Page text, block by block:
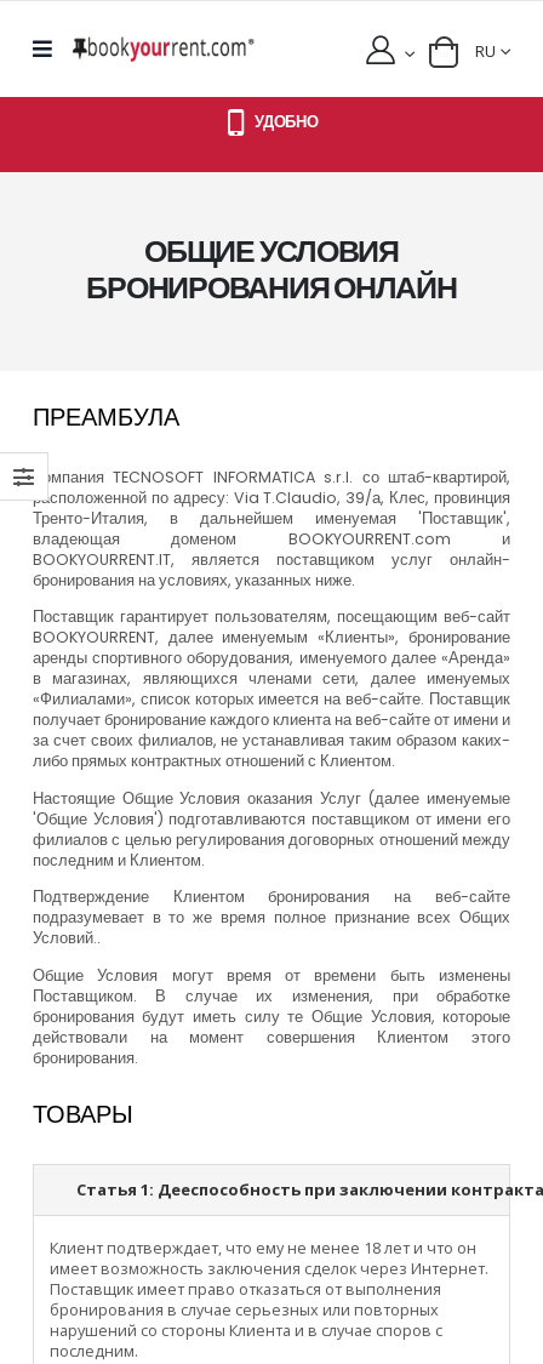
RU
УДОБНО
ОБЩИЕ УСЛОВИЯ
БРОНИРОВАНИЯ ОНЛАЙН
ПРЕАМБУЛА
Компания TECNOSOFT INFORMATICA s.r.l. со штаб-квартирой,
расположенной по адресу: Via T.Claudio, 39/а, Клес, провинция
Тренто-Италия, в дальнейшем именуемая 'Поставщик',
владеющая доменом BOOKYOURRENT.com и
BOOKYOURRENT.IT, является поставщиком услуг онлайн-
бронирования на условиях, указанных ниже.
Поставщик гарантирует пользователям, посещающим веб-сайт
BOOKYOURRENT, далее именуемым «Клиенты», бронирование
аренды спортивного оборудования, именуемого далее «Аренда»
в магазинах, являющихся членами сети, далее именуемых
«Филиалами», список которых имеется на веб-сайте. Поставщик
получает бронирование каждого клиента на веб-сайте от имени и
за счет своих филиалов, не устанавливая таким образом каких-
либо прямых контрактных отношений с Клиентом.
Настоящие Общие Условия оказания Услуг (далее именуемые
'Общие Условия') подготавливаются поставщиком от имени его
филиалов с целью регулирования договорных отношений между
последним и Клиентом.
Подтверждение Клиентом бронирования на веб-сайте
подразумевает в то же время полное признание всех Общих
Условий..
Общие Условия могут время от времени быть изменены
Поставщиком. В случае их изменения, при обработке
бронирования будут иметь силу те Общие Условия, котороые
действовали на момент совершения Клиентом этого
бронирования.
ТОВАРЫ
Статья 1: Дееспособность при заключении
Клиент подтверждает, что ему не менее 18 лет и что он
имеет возможность заключения сделок через Интернет.
Поставщик имеет право отказаться от выполнения
бронирования в случае серьезных или повторных
нарушений со стороны Клиента и в случае споров с
последним.